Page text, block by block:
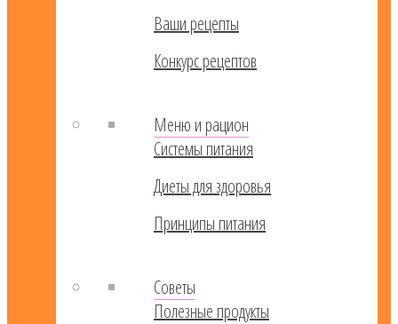
Ваши рецепты
Конкурс рецептов
Меню и рацион
Системы питания
Диеты для здоровья
Принципы питания
Советы
Полезные продукты